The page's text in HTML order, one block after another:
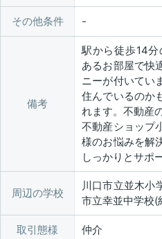
その他条件
備考
駅から徒歩14
あるお部屋で快
ニーが付いてい
住んでいるのか
れます。不動産
不動産ショップ
様のお悩みを解
しっかりとサポ
周辺の学校
川口市立並木小
市立幸並中学校(
取引態様 仲介